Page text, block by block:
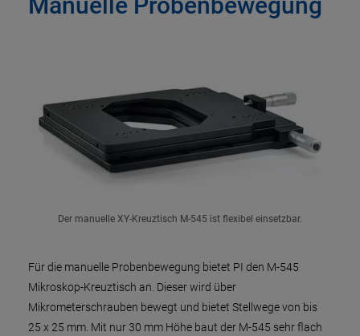
Der manuelle XY-Kreuztisch M-545 ist flexibel einsetzbar.
Für die manuelle Probenbewegung bietet PI den M-545
Mikroskop-Kreuztisch an. Dieser wird über
Mikrometerschrauben bewegt und bietet Stellwege von bis
25 x 25 mm. Mit nur 30 mm Höhe baut der M-545 sehr flach